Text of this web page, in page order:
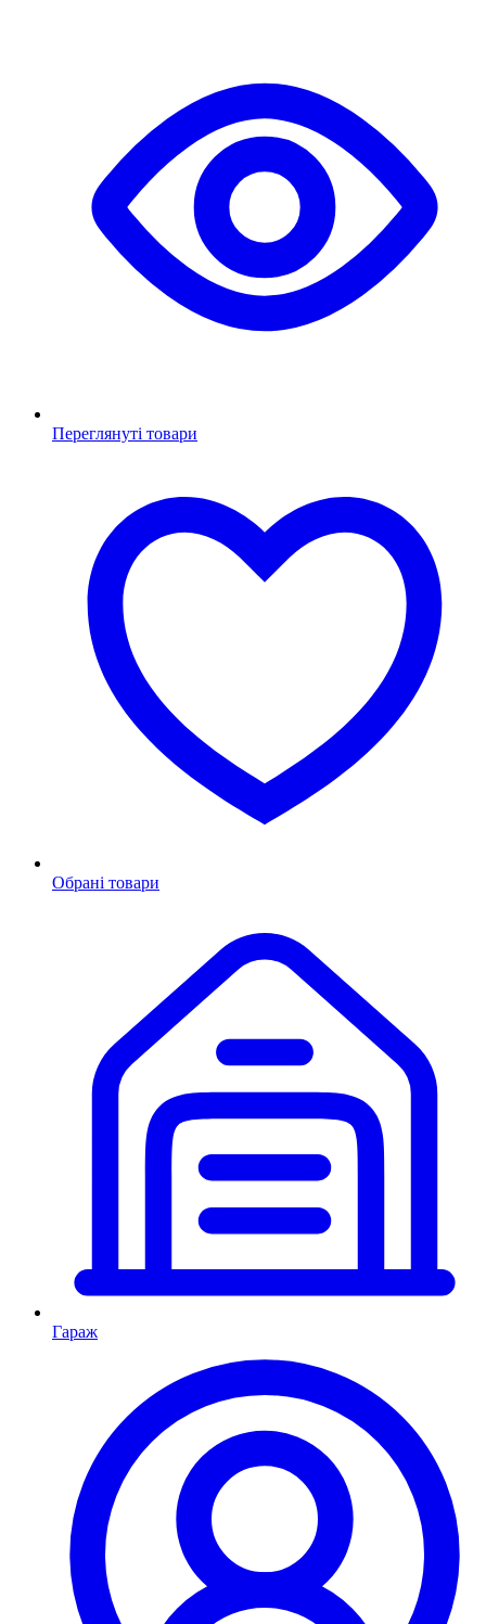
Переглянуті товари
Обрані товари
Гараж